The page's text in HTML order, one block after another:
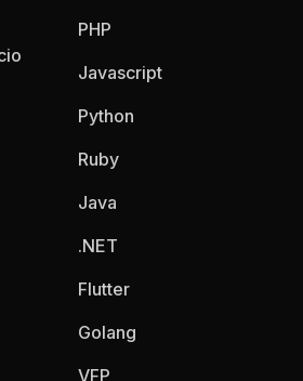
PHP
Javascript
Python
Ruby
Java
.NET
Flutter
Golang
VFP